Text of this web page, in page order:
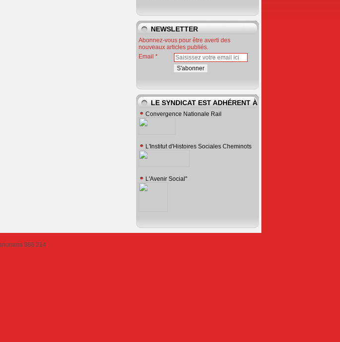
NEWSLETTER
Abonnez-vous pour être averti des
nouveaux articles publiés.
Email
LE SYNDICAT EST ADHÉRENT À
Convergence Nationale Rail
L'Institut d'Histoires Sociales Cheminots
L'Avenir Social"